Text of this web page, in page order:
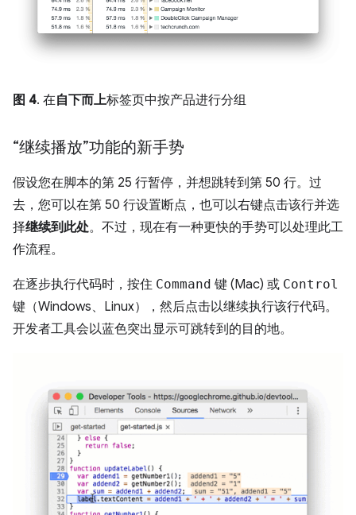
图 4. 在自下而上标签页中按产品进行分组
“继续播放”功能的新手势
假设您在脚本的第 25 行暂停，并想跳转到第 50 行。过
去，您可以在第 50 行设置断点，也可以右键点击该行并选
择继续到此处。不过，现在有一种更快的手势可以处理此工
作流程。
在逐步执行代码时，按住 Command 键 (Mac) 或 Control
键（Windows、Linux），然后点击以继续执行该行代码。
开发者工具会以蓝色突出显示可跳转到的目的地。